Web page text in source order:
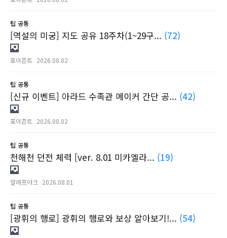
팁 공통
[역설의 미궁] 지도 공유 18주차(1~29구... (72)
포이즌트 2026.08.02
팁 공통
[신규 이벤트] 아라드 수족관 메이커 간단 공... (42)
포이즌트 2026.08.02
팁 공통
천해천 던전 체력 [ver. 8.01 미카엘라... (19)
알레프아크 2026.08.01
팁 공통
[광휘의 행로] 광휘의 행로와 보상 알아보기!... (54)